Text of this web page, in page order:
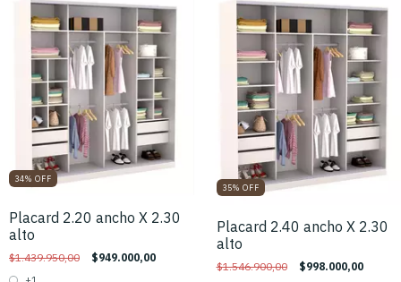
34% OFF
Placard 2.20 ancho X 2.30
alto
$1.439.950,00 $949.000,00
35% OFF
Placard 2.40 ancho X 2.30
alto
$1.546.900,00 $998.000,00